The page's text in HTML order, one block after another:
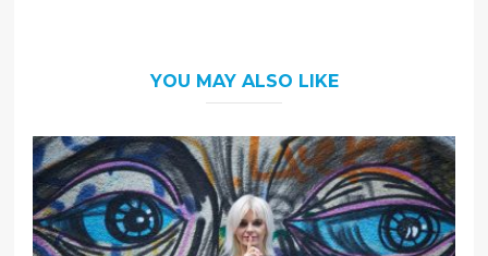
YOU MAY ALSO LIKE